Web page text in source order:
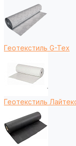
Геотекстиль G-Tex
Геотекстиль